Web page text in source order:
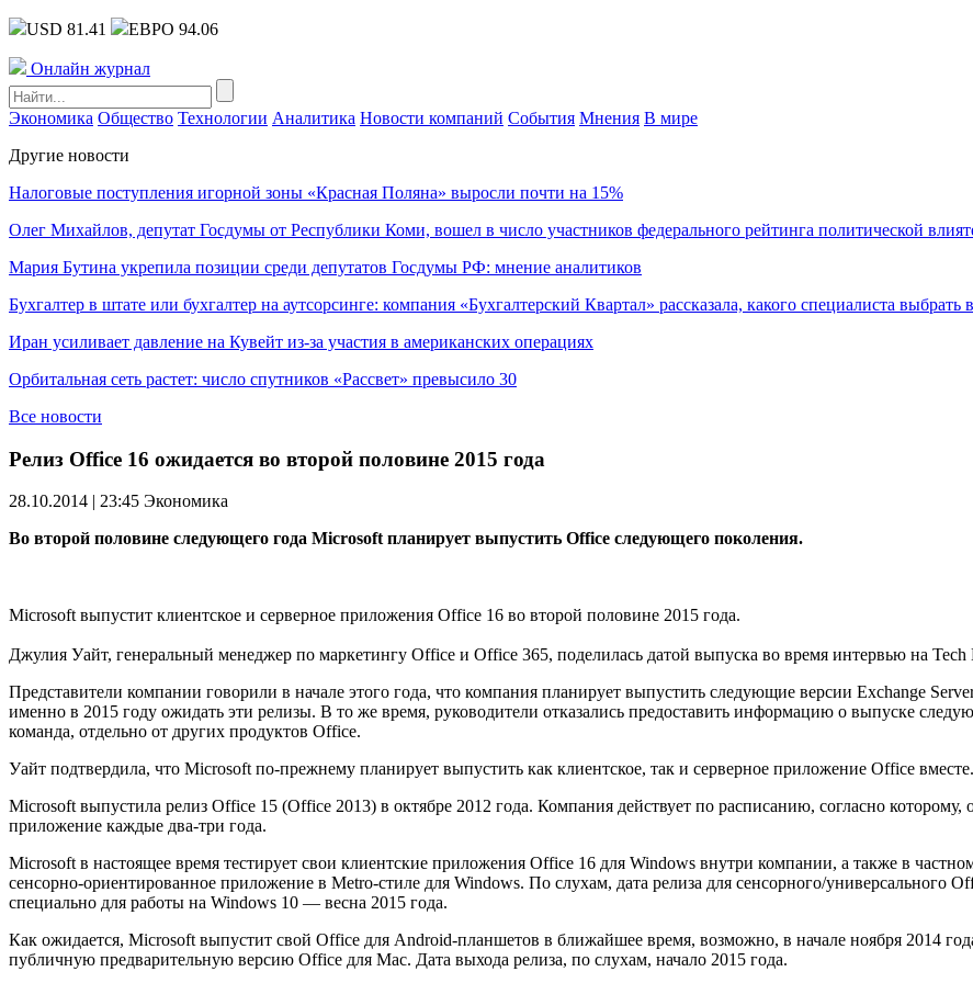
USD 81.41 ЕВРО 94.06
Онлайн журнал
Экономика Общество Технологии Аналитика Новости компаний События Мнения В мире
Другие новости
Налоговые поступления игорной зоны «Красная Поляна» выросли почти на 15%
Олег Михайлов, депутат Госдумы от Республики Коми, вошел в число участников федерального рейтинга политической
Мария Бутина укрепила позиции среди депутатов Госдумы РФ: мнение аналитиков
Бухгалтер в штате или бухгалтер на аутсорсинге: компания «Бухгалтерский Квартал» рассказала, какого специалиста выбрать
Иран усиливает давление на Кувейт из-за участия в американских операциях
Орбитальная сеть растет: число спутников «Рассвет» превысило 30
Все новости
Релиз Office 16 ожидается во второй половине 2015 года
28.10.2014 | 23:45 Экономика
Во второй половине следующего года Microsoft планирует выпустить Office следующего поколения.
Microsoft выпустит клиентское и серверное приложения Office 16 во второй половине 2015 года.
Джулия Уайт, генеральный менеджер по маркетингу Office и Office 365, поделилась датой выпуска во время интервью на Tech
Представители компании говорили в начале этого года, что компания планирует выпустить следующие версии Exchange
именно в 2015 году ожидать эти релизы. В то же время, руководители отказались предоставить информацию о выпуске
команда, отдельно от других продуктов Office.
Уайт подтвердила, что Microsoft по-прежнему планирует выпустить как клиентское, так и серверное приложение Office
Microsoft выпустила релиз Office 15 (Office 2013) в октябре 2012 года. Компания действует по расписанию, согласно
приложение каждые два-три года.
Microsoft в настоящее время тестирует свои клиентские приложения Office 16 для Windows внутри компании, а также в
сенсорно-ориентированное приложение в Metro-стиле для Windows. По слухам, дата релиза для сенсорного/универсального
специально для работы на Windows 10 — весна 2015 года.
Как ожидается, Microsoft выпустит свой Office для Android-планшетов в ближайшее время, возможно, в начале ноября 2014
публичную предварительную версию Office для Mac. Дата выхода релиза, по слухам, начало 2015 года.